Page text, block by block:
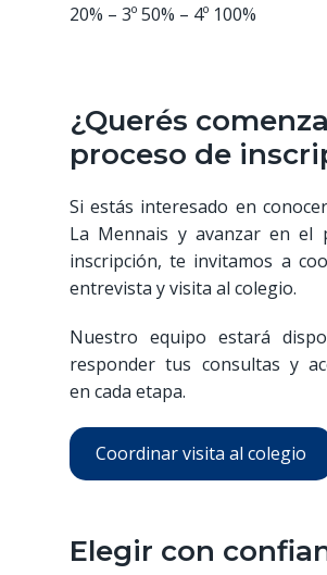
20% – 3º 50% – 4º 100%
¿Querés
proceso de
Si estás interesado en
La Mennais y avanzar en el
inscripción, te invitamos a
entrevista y visita al colegio.
Nuestro equipo estará
responder tus consultas y
en cada etapa.
Coordinar visita al colegio
Elegir con